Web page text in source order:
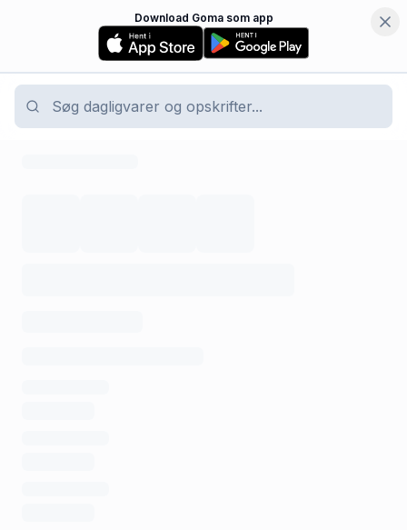
Download Goma som app